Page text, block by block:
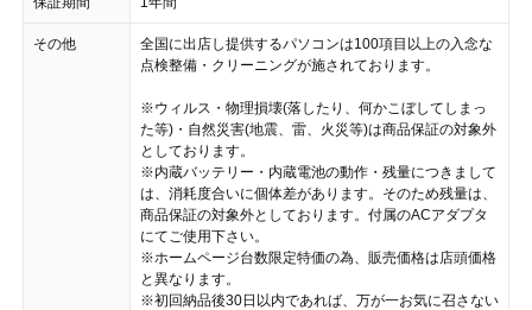
その他
全国に出店し提供するパソコンは100項目以上の入念な
点検整備・クリーニングが施されております。
※ウィルス・物理損壊(落したり、何かこぼしてしまっ
た等)・自然災害(地震、雷、火災等)は商品保証の対象外
としております。
※内蔵バッテリー・内蔵電池の動作・残量につきまして
は、消耗度合いに個体差があります。そのため残量は、
商品保証の対象外としております。付属のACアダプタ
にてご使用下さい。
※ホームページ台数限定特価の為、販売価格は店頭価格
と異なります。
※初回納品後30日以内であれば、万が一お気に召さない